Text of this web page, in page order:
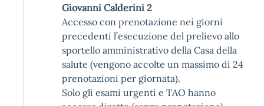
Giovanni Calderini 2
Accesso con prenotazione nei giorni
precedenti l’esecuzione del prelievo allo
sportello amministrativo della Casa della
salute (vengono accolte un massimo di 24
prenotazioni per giornata).
Solo gli esami urgenti e TAO hanno